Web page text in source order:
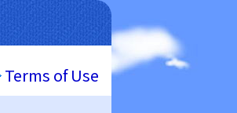
Terms of Use